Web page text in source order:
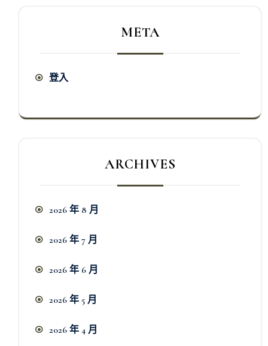
META
登入
ARCHIVES
2026 年 8 月
2026 年 7 月
2026 年 6 月
2026 年 5 月
2026 年 4 月